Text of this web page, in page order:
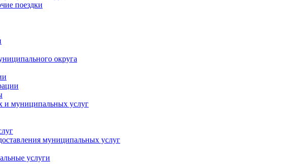
поездки
округа
и муниципальных услуг
муниципальных услуг
услуги